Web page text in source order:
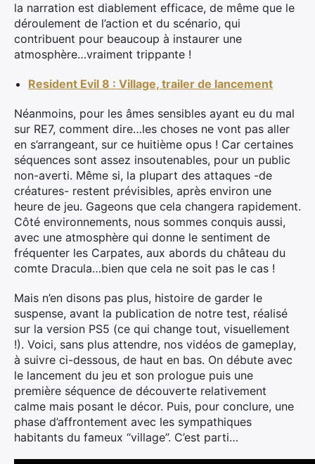
la narration est diablement efficace, de même que le
déroulement de l’action et du scénario, qui
contribuent pour beaucoup à instaurer une
atmosphère…vraiment trippante !
Resident Evil 8 : Village, trailer de lancement
Néanmoins, pour les âmes sensibles ayant eu du mal
sur RE7, comment dire…les choses ne vont pas aller
en s’arrangeant, sur ce huitième opus ! Car certaines
séquences sont assez insoutenables, pour un public
non-averti. Même si, la plupart des attaques -de
créatures- restent prévisibles, après environ une
heure de jeu. Gageons que cela changera rapidement.
Côté environnements, nous sommes conquis aussi,
avec une atmosphère qui donne le sentiment de
fréquenter les Carpates, aux abords du château du
comte Dracula…bien que cela ne soit pas le cas !
Mais n’en disons pas plus, histoire de garder le
suspense, avant la publication de notre test, réalisé
sur la version PS5 (ce qui change tout, visuellement
!). Voici, sans plus attendre, nos vidéos de gameplay,
à suivre ci-dessous, de haut en bas. On débute avec
le lancement du jeu et son prologue puis une
première séquence de découverte relativement
calme mais posant le décor. Puis, pour conclure, une
phase d’affrontement avec les sympathiques
habitants du fameux “village”. C’est parti…